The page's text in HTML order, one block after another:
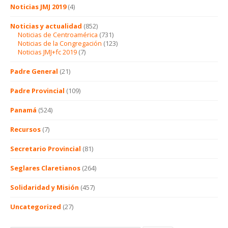
Noticias JMJ 2019(4)
Noticias y actualidad (852)
Noticias de Centroamérica (731)
Noticias de la Congregación (123)
Noticias JMJ+fc 2019 (7)
Padre General (21)
Padre Provincial (109)
Panamá (524)
Recursos (7)
Secretario Provincial (81)
Seglares Claretianos (264)
Solidaridad y Misión (457)
Uncategorized (27)